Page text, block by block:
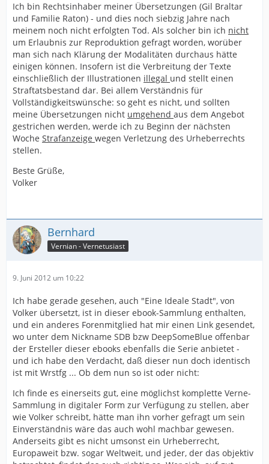
Ich bin Rechtsinhaber meiner Übersetzungen (Gil Braltar
und Familie Raton) - und dies noch siebzig Jahre nach
meinem noch nicht erfolgten Tod. Als solcher bin ich nicht
um Erlaubnis zur Reproduktion gefragt worden, worüber
man sich nach Klärung der Modalitäten durchaus hätte
einigen können. Insofern ist die Verbreitung der Texte
einschließlich der Illustrationen illegal und stellt einen
Straftatsbestand dar. Bei allem Verständnis für
Vollständigkeitswünsche: so geht es nicht, und sollten
meine Übersetzungen nicht umgehend aus dem Angebot
gestrichen werden, werde ich zu Beginn der nächsten
Woche Strafanzeige wegen Verletzung des Urheberrechts
stellen.
Beste Grüße,
Volker
Bernhard
Vernian - Vernetusiast
9. Juni 2012 um 10:22
Ich habe gerade gesehen, auch "Eine Ideale Stadt", von
Volker übersetzt, ist in dieser ebook-Sammlung enthalten,
und ein anderes Forenmitglied hat mir einen Link gesendet,
wo unter dem Nickname SDB bzw DeepSomeBlue offenbar
der Ersteller dieser ebooks ebenfalls die Serie anbietet -
und ich habe den Verdacht, daß dieser nun doch identisch
ist mit Wrstfg ... Ob dem nun so ist oder nicht:
Ich finde es einerseits gut, eine möglichst komplette Verne-
Sammlung in digitaler Form zur Verfügung zu stellen, aber
wie Volker schreibt, hätte man ihn vorher gefragt um sein
Einverständnis wäre das auch wohl machbar gewesen.
Anderseits gibt es nicht umsonst ein Urheberrecht,
Europaweit bzw. sogar Weltweit, und jeder, der das objektiv